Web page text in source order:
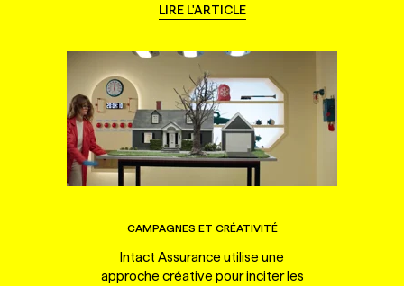
LIRE L'ARTICLE
CAMPAGNES ET CRÉATIVITÉ
Intact Assurance utilise une
approche créative pour inciter les